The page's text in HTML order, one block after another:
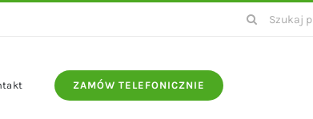
Szukaj
ZAMÓW TELEFONICZNIE